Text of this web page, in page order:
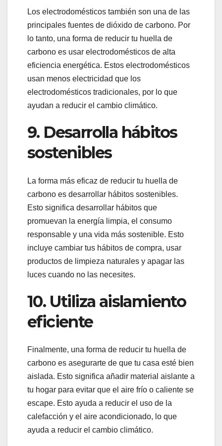
Los electrodomésticos también son una de las
principales fuentes de dióxido de carbono. Por
lo tanto, una forma de reducir tu huella de
carbono es usar electrodomésticos de alta
eficiencia energética. Estos electrodomésticos
usan menos electricidad que los
electrodomésticos tradicionales, por lo que
ayudan a reducir el cambio climático.
9. Desarrolla hábitos
sostenibles
La forma más eficaz de reducir tu huella de
carbono es desarrollar hábitos sostenibles.
Esto significa desarrollar hábitos que
promuevan la energía limpia, el consumo
responsable y una vida más sostenible. Esto
incluye cambiar tus hábitos de compra, usar
productos de limpieza naturales y apagar las
luces cuando no las necesites.
10. Utiliza aislamiento
eficiente
Finalmente, una forma de reducir tu huella de
carbono es asegurarte de que tu casa esté bien
aislada. Esto significa añadir material aislante a
tu hogar para evitar que el aire frío o caliente se
escape. Esto ayuda a reducir el uso de la
calefacción y el aire acondicionado, lo que
ayuda a reducir el cambio climático.